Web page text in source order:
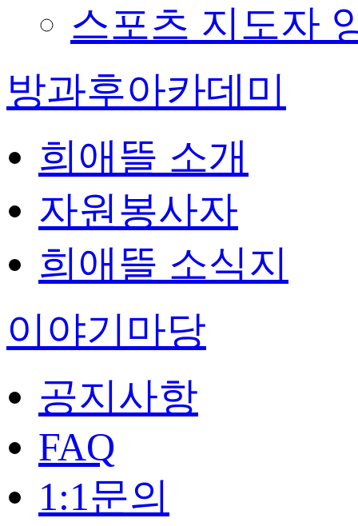
스포츠 지도자
방과후아카데미
희애뜰 소개
자원봉사자
희애뜰 소식지
이야기마당
공지사항
FAQ
1:1문의